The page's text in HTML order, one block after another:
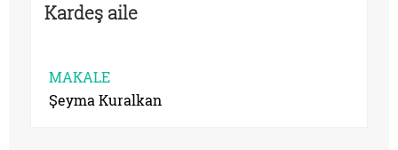
Kardeş aile
MAKALE
Şeyma Kuralkan